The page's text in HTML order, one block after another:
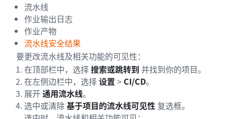
流水线
作业输出日志
作业产物
流水线安全结果
要更改流水线及相关功能的可见性：
在顶部栏中，选择搜索或跳转到 并找到你的项目。
在左侧边栏中，选择设置 > CI/CD。
展开通用流水线。
选中或清除基于项目的流水线可见性 复选框。